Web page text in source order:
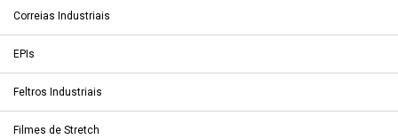
Correias Industriais
EPIs
Feltros Industriais
Filmes de Stretch